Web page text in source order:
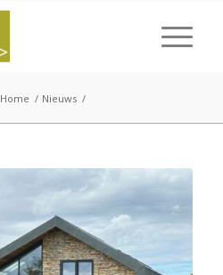
Home / Nieuws /